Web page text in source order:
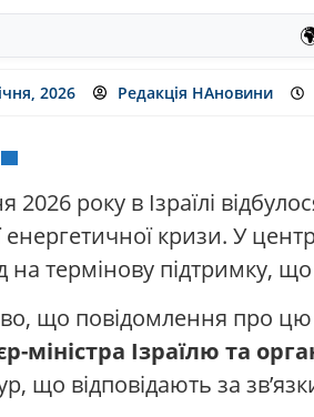
2026 Редакція НАновини
2026 року в Ізраїлі
енергетичної кризи. У
на термінову підтримку,
що повідомлення про цю
міністра Ізраїлю та
що відповідають за